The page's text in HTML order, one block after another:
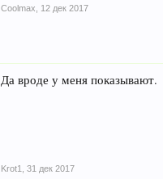
Coolmax 12 дек 2017
Да вроде у меня показывают.
Krot1 31 дек 2017